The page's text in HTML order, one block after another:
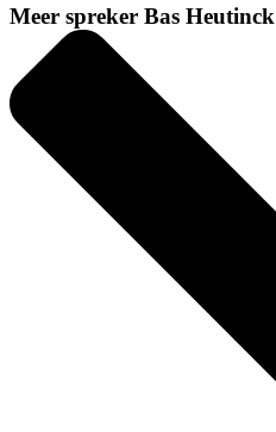
Meer spreker Bas Heutinck